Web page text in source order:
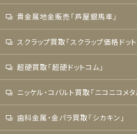
貴金属地金販売「芦屋銀馬車」
スクラップ買取「スクラップ価格ドット
超硬買取「超硬ドットコム」
ニッケル・コバルト買取「ニコニコメタ
歯科金属・金パラ買取「シカキン」